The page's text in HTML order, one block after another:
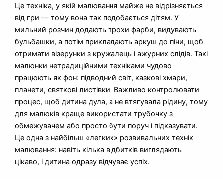
Це техніка, у якій малювання майже не відрізняється
від гри — тому вона так подобається дітям. У
мильний розчин додають трохи фарби, видувають
бульбашки, а потім прикладають аркуш до піни, щоб
отримати візерунки з кружалець і ажурних слідів. Такі
малюнки нетрадиційними техніками чудово
працюють як фон: підводний світ, казкові хмари,
планети, святкові листівки. Важливо контролювати
процес, щоб дитина дула, а не втягувала рідину, тому
для малюків краще використати трубочку з
обмежувачем або просто бути поруч і підказувати.
Це одна з найбільш «легких» розвивальних технік
малювання: навіть кілька відбитків виглядають
цікаво, і дитина одразу відчуває успіх.